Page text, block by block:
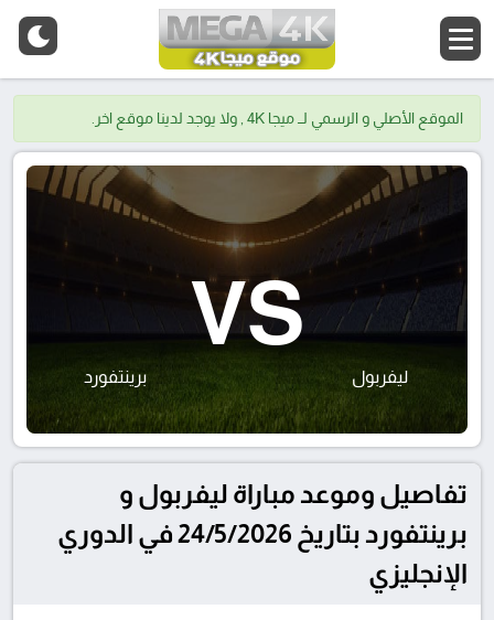
الموقع الأصلي و الرسمي لــ ميجا 4K , ولا يوجد لدينا موقع اخر.
ليفربول
VS
برينتفورد
تفاصيل وموعد مباراة ليفربول و
برينتفورد بتاريخ 24/5/2026 في الدوري
الإنجليزي